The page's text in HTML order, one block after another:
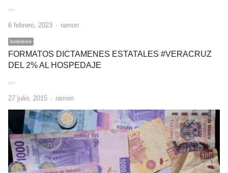
6 febrero, 2023 Author
ramon
boletines
FORMATOS DICTAMENES ESTATALES #VERACRUZ
DEL 2% AL HOSPEDAJE
27 julio, 2015 Author
ramon